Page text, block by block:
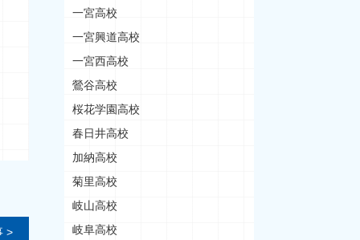
>
一宮高校
一宮興道高校
一宮西高校
鶯谷高校
桜花学園高校
春日井高校
加納高校
菊里高校
岐山高校
岐阜高校